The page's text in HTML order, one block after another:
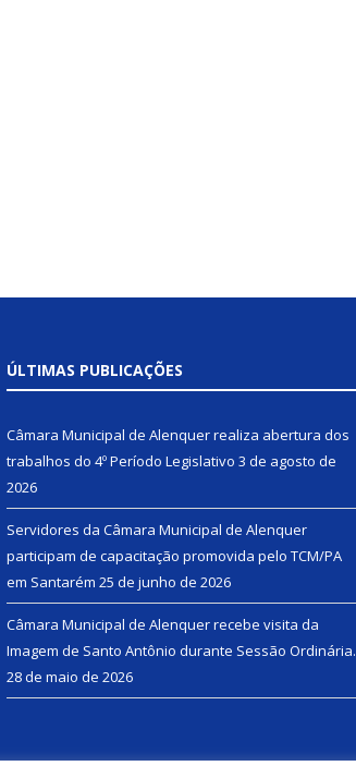
ÚLTIMAS PUBLICAÇÕES
Câmara Municipal de Alenquer realiza abertura dos
trabalhos do 4º Período Legislativo 3 de agosto de
2026
Servidores da Câmara Municipal de Alenquer
participam de capacitação promovida pelo TCM/PA
em Santarém 25 de junho de 2026
Câmara Municipal de Alenquer recebe visita da
Imagem de Santo Antônio durante Sessão Ordinária.
28 de maio de 2026